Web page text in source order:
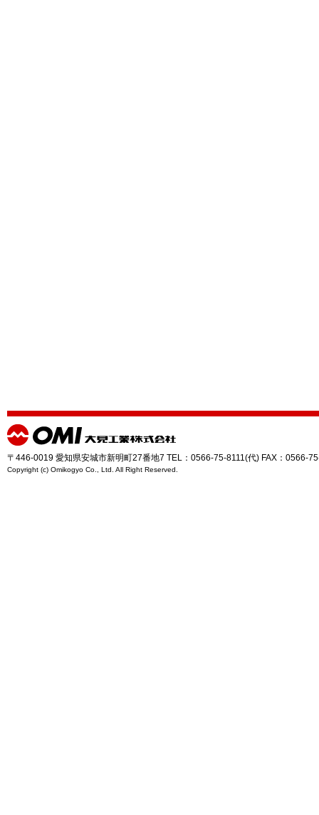
〒446-0019 愛知県安城市新明町27番地7 TEL：0566-75-8111(代) FAX：0566-
Copyright (c) Omikogyo Co., Ltd. All Right Reserved.